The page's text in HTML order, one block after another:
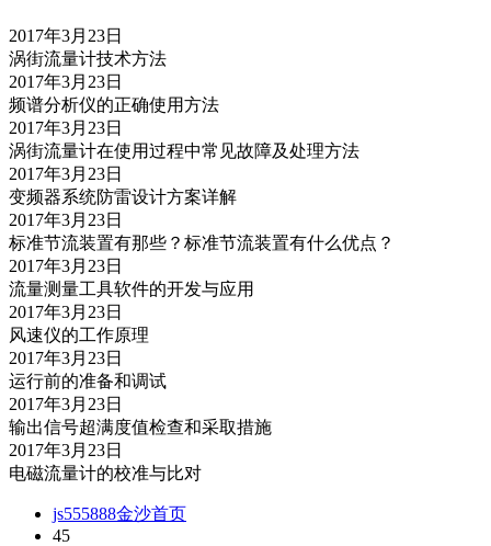
2017年3月23日
涡街流量计技术方法
2017年3月23日
频谱分析仪的正确使用方法
2017年3月23日
涡街流量计在使用过程中常见故障及处理方法
2017年3月23日
变频器系统防雷设计方案详解
2017年3月23日
标准节流装置有那些？标准节流装置有什么优点？
2017年3月23日
流量测量工具软件的开发与应用
2017年3月23日
风速仪的工作原理
2017年3月23日
运行前的准备和调试
2017年3月23日
输出信号超满度值检查和采取措施
2017年3月23日
电磁流量计的校准与比对
js555888金沙首页
45